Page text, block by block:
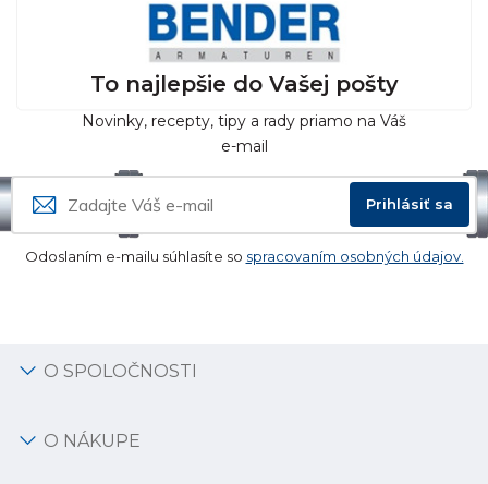
To najlepšie do Vašej pošty
Novinky, recepty, tipy a rady priamo na Váš
e-mail
Prihlásiť sa
Odoslaním e-mailu súhlasíte so spracovaním osobných údajov.
O SPOLOČNOSTI
O NÁKUPE